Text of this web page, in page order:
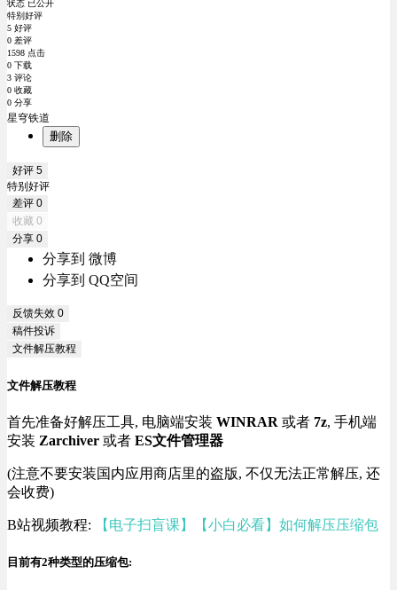
状态 已公开
特别好评
5 好评
0 差评
1598 点击
0 下载
3 评论
0 收藏
0 分享
星穹铁道
删除
好评 5
特别好评
差评 0
收藏 0
分享 0
分享到 微博
分享到 QQ空间
反馈失效 0
稿件投诉
文件解压教程
文件解压教程
首先准备好解压工具, 电脑端安装 WINRAR 或者 7z, 手机端
安装 Zarchiver 或者 ES文件管理器
(注意不要安装国内应用商店里的盗版, 不仅无法正常解压, 还
会收费)
B站视频教程: 【电子扫盲课】【小白必看】如何解压压缩包
目前有2种类型的压缩包: